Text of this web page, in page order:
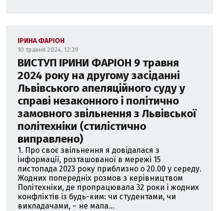
ІРИНА ФАРІОН
10 травня 2024, 12:39
ВИСТУП ІРИНИ ФАРІОН 9 травня
2024 року на другому засіданні
Львівського апеляційного суду у
справі незаконного і політично
замовного звільнення з Львівської
політехніки (стилістично
виправлено)
1. Про своє звільнення я довідалася з
інформації, розташованої в мережі 15
листопада 2023 року приблизно о 20.00 у середу.
Жодних попередніх розмов з керівництвом
Політехніки, де пропрацювала 32 роки і жодних
конфліктів із будь-ким: чи студентами, чи
викладачами, – не мала...